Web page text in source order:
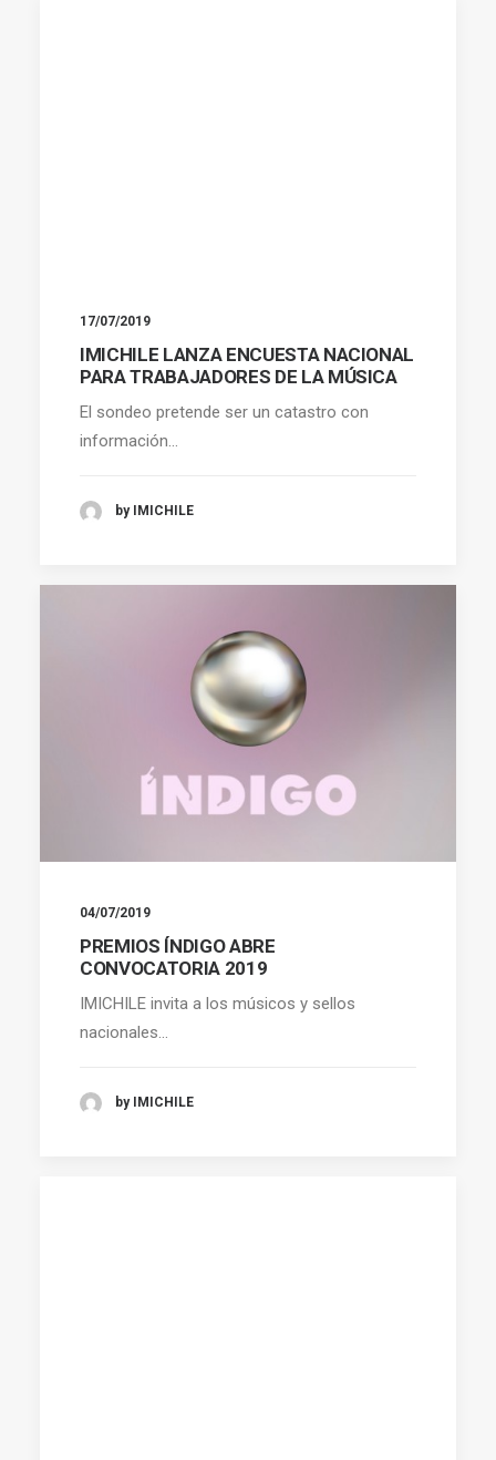
17/07/2019
IMICHILE LANZA ENCUESTA NACIONAL
PARA TRABAJADORES DE LA MÚSICA
El sondeo pretende ser un catastro con
información…
by IMICHILE
04/07/2019
PREMIOS ÍNDIGO ABRE
CONVOCATORIA 2019
IMICHILE invita a los músicos y sellos
nacionales…
by IMICHILE